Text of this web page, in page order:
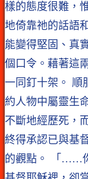
樣的態度很難，
地倚靠祂的話語
能變得堅固、真
個口令。藉著這
一同釘十架。 順
約人物中屬靈生
不斷地經歷死，
終得承認已與基
的觀點。 「……